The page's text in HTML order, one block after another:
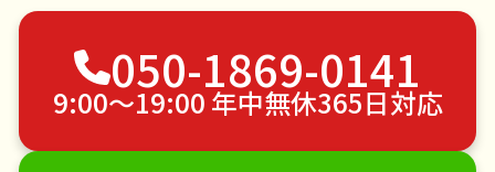
ゴキブリ駆除
つた・ツルの撤去
不用品回収
ゴミ屋敷片付け
引っ越し
植木の剪定
植木の伐採
手すり取り付け
ペットのお世話
エアコンクリーニング
DIY・日曜大工
050-1869-0141
9:00〜19:00 年中無休365日対応